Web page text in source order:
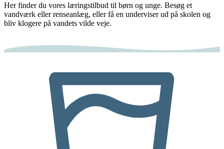
Her finder du vores læringstilbud til børn og unge. Besøg et
vandværk eller renseanlæg, eller få en underviser ud på skolen og
bliv klogere på vandets vilde veje.